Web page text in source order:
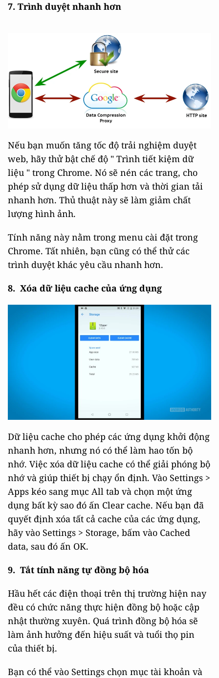
7. Trình duyệt nhanh hơn
Nếu bạn muốn tăng tốc độ trải nghiệm duyệt
web, hãy thử bật chế độ " Trình tiết kiệm dữ
liệu " trong Chrome. Nó sẽ nén các trang, cho
phép sử dụng dữ liệu thấp hơn và thời gian tải
nhanh hơn. Thủ thuật này sẽ làm giảm chất
lượng hình ảnh.
Tính năng này nằm trong menu cài đặt trong
Chrome. Tất nhiên, bạn cũng có thể thử các
trình duyệt khác yêu cầu nhanh hơn.
8. Xóa dữ liệu cache của ứng dụng
Dữ liệu cache cho phép các ứng dụng khởi động
nhanh hơn, nhưng nó có thể làm hao tốn bộ
nhớ. Việc xóa dữ liệu cache có thể giải phóng bộ
nhớ và giúp thiết bị chạy ổn định. Vào Settings >
Apps kéo sang mục All tab và chọn một ứng
dụng bất kỳ sao đó ấn Clear cache. Nếu bạn đã
quyết định xóa tất cả cache của các ứng dụng,
hãy vào Settings > Storage, bấm vào Cached
data, sau đó ấn OK.
9. Tắt tính năng tự đồng bộ hóa
Hầu hết các điện thoại trên thị trường hiện nay
đều có chức năng thực hiện đồng bộ hoặc cập
nhật thường xuyên. Quá trình đồng bộ hóa sẽ
làm ảnh hưởng đến hiệu suất và tuổi thọ pin
của thiết bị.
Bạn có thể vào Settings chọn mục tài khoản và